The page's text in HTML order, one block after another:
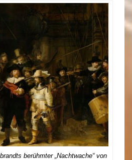
berühmter „Nachtwache“ von